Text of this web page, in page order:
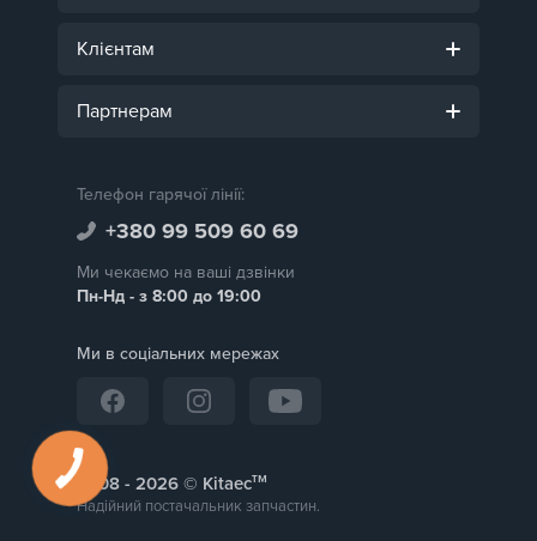
Клієнтам
Партнерам
Телефон гарячої лінії:
+380 99 509 60 69
Ми чекаємо на ваші дзвінки
Пн-Нд - з 8:00 до 19:00
Ми в соціальних мережах
2008 - © Kitaecтм
Надійний постачальник запчастин.